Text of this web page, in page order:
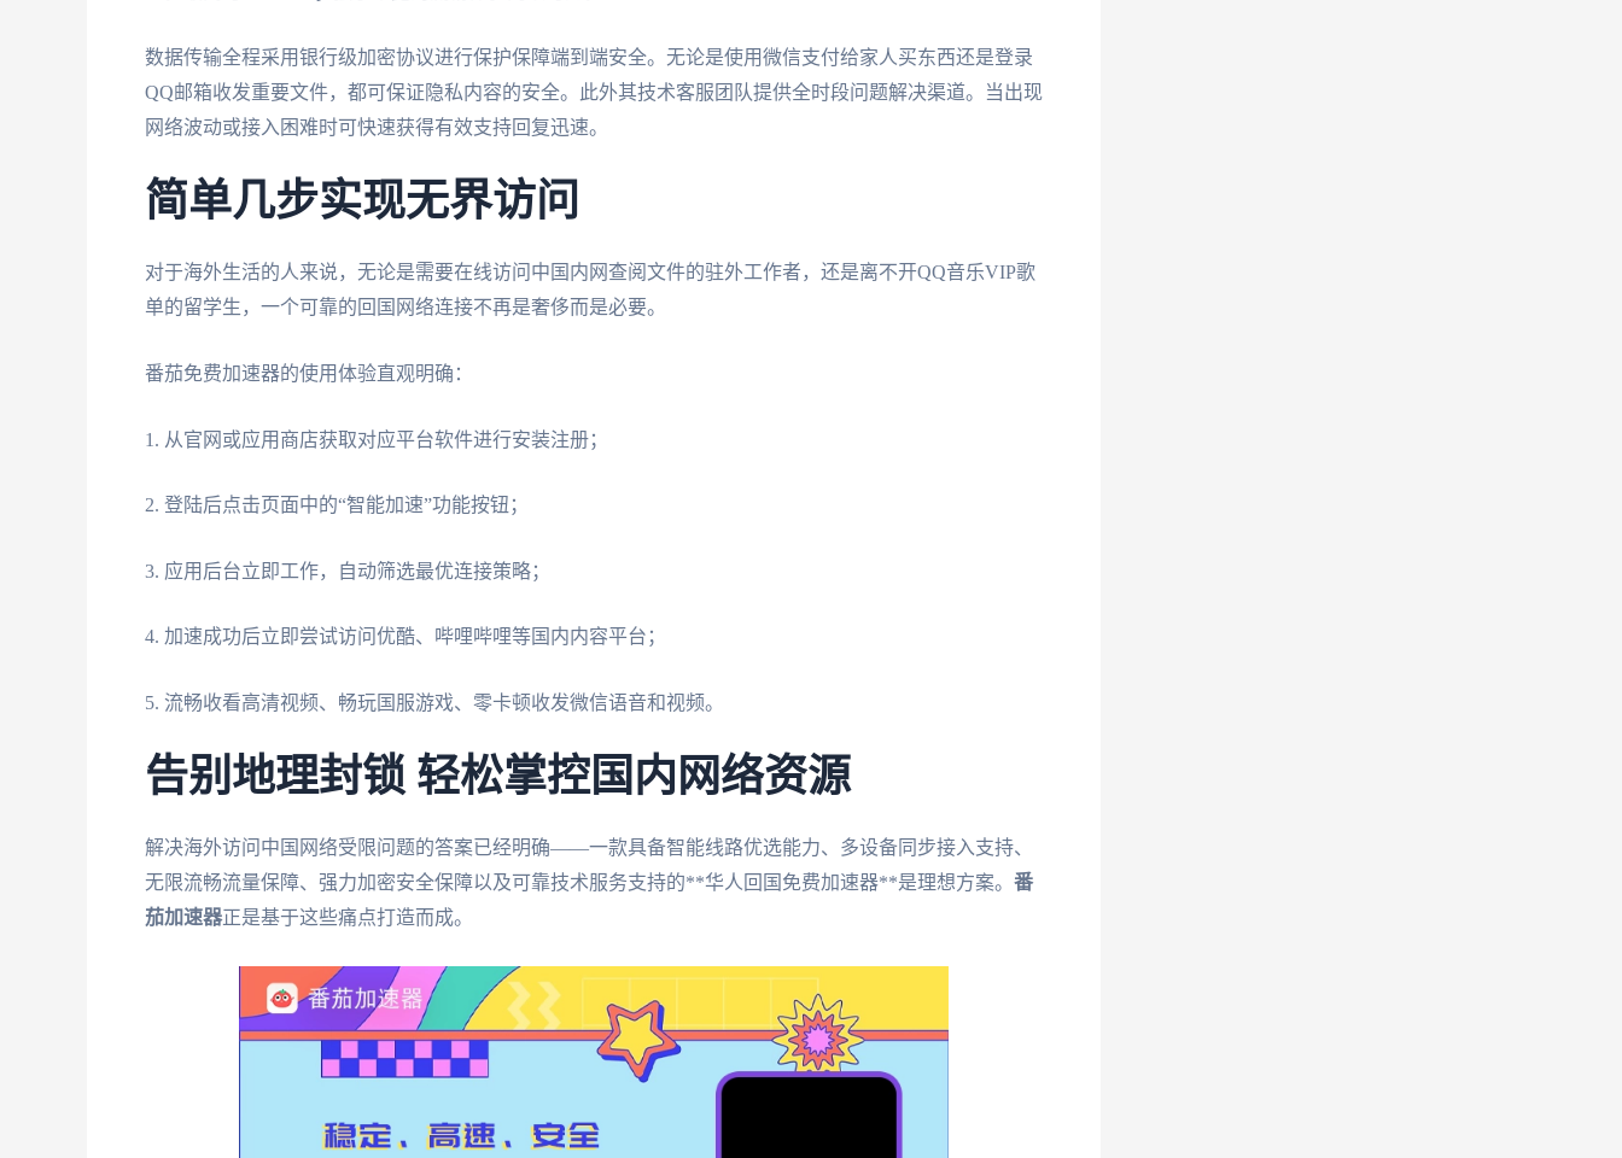
数据传输全程采用银行级加密协议进行保护保障端到端安全。无论是使用微信支付给家人买东西还是登录
QQ邮箱收发重要文件，都可保证隐私内容的安全。此外其技术客服团队提供全时段问题解决渠道。当出现
网络波动或接入困难时可快速获得有效支持回复迅速。
简单几步实现无界访问
对于海外生活的人来说，无论是需要在线访问中国内网查阅文件的驻外工作者，还是离不开QQ音乐VIP歌
单的留学生，一个可靠的回国网络连接不再是奢侈而是必要。
番茄免费加速器的使用体验直观明确：
1. 从官网或应用商店获取对应平台软件进行安装注册；
2. 登陆后点击页面中的“智能加速”功能按钮；
3. 应用后台立即工作，自动筛选最优连接策略；
4. 加速成功后立即尝试访问优酷、哔哩哔哩等国内内容平台；
5. 流畅收看高清视频、畅玩国服游戏、零卡顿收发微信语音和视频。
告别地理封锁 轻松掌控国内网络资源
解决海外访问中国网络受限问题的答案已经明确——一款具备智能线路优选能力、多设备同步接入支持、
无限流畅流量保障、强力加密安全保障以及可靠技术服务支持的**华人回国免费加速器**是理想方案。 番
茄加速器正是基于这些痛点打造而成。